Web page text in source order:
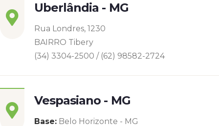
Uberlândia - MG
Rua Londres, 1230
BAIRRO Tibery
(34) 3304-2500 / (62) 98582-2724
Vespasiano - MG
Base: Belo Horizonte - MG